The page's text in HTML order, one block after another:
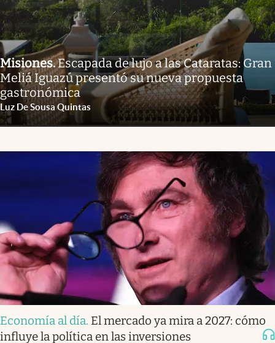
Misiones.Escapada de lujo a las Cataratas: Gran
Meliá Iguazú presentó su nueva propuesta
gastronómica
Luz De Sousa Quintas
Economía al día. El mercado ya mira a 2027: cómo
influye la política en las inversiones